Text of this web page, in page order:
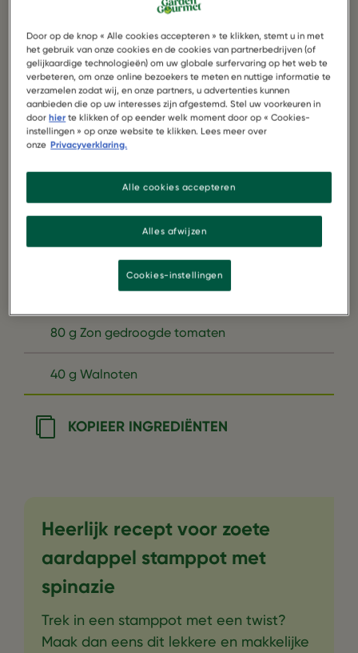
1 pak Garden Gourmet Vegetarische Spinazie-
Kaas Rondo
300 g Zoete Aardappel
200 g Spinazie
80 g Zon gedroogde tomaten
40 g Walnoten
KOPIEER INGREDIËNTEN
Heerlijk recept voor zoete
aardappel stamppot met
spinazie
Trek in een stamppot met een twist?
Maak dan eens dit lekkere en makkelijke
Door op de knop « Alle cookies accepteren » te klikken, stemt u in met
het gebruik van onze cookies en de cookies van partnerbedrijven (of
gelijkaardige technologieën) om uw globale surfervaring op het web te
verbeteren, om onze online bezoekers te meten en nuttige informatie te
verzamelen zodat wij, en onze partners, u advertenties kunnen
aanbieden die op uw interesses zijn afgestemd. Stel uw voorkeuren in
doorhier te klikken of op eender welk moment door op « Cookies-
instellingen » op onze website te klikken. Lees meer over
onze Privacyverklaring.
Alles afwijzen
Alle cookies accepteren
Cookies-instellingen